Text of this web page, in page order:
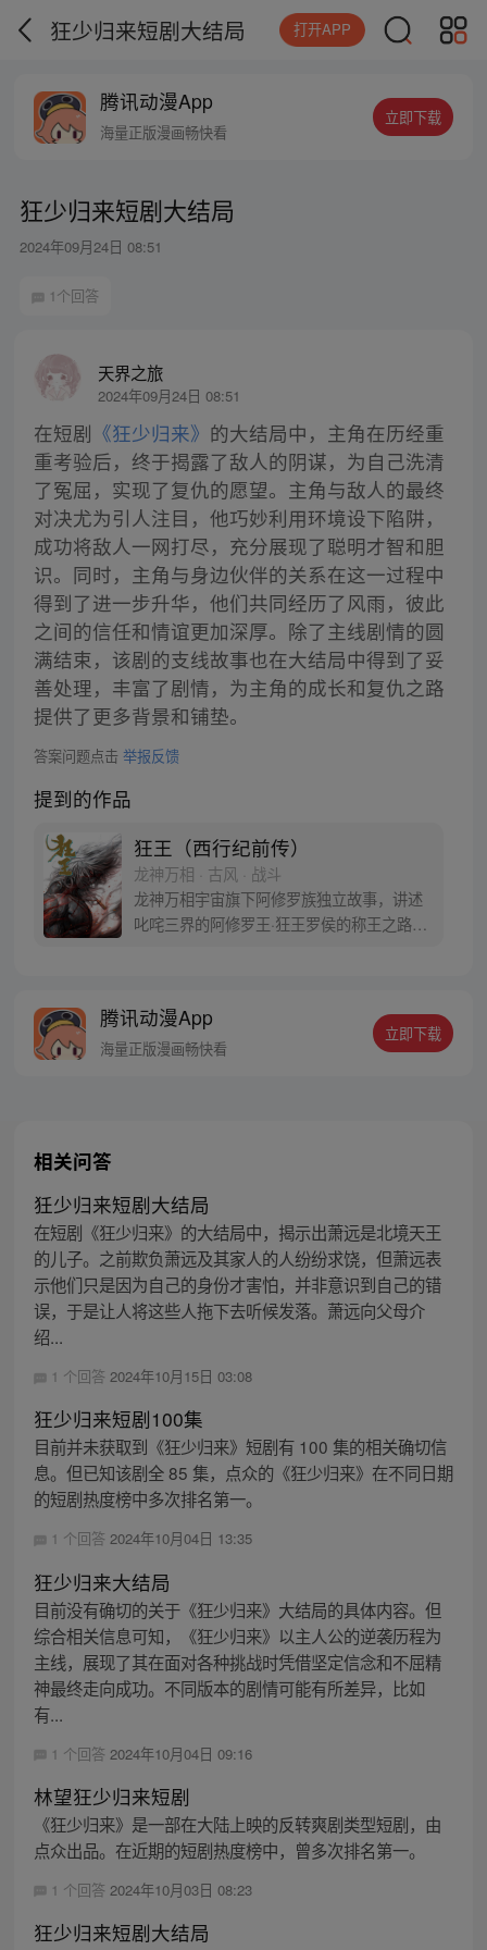
狂少归来短剧大结局 打开APP
腾讯动漫App
海量正版漫画畅快看
立即下载
狂少归来短剧大结局
2024年09月24日 08:51
1个回答
天界之旅
2024年09月24日 08:51
在短剧 《狂少归来》 的大结局中，主角在历经重
重考验后，终于揭露了敌人的阴谋，为自己洗清
了冤屈，实现了复仇的愿望。主角与敌人的最终
对决尤为引人注目，他巧妙利用环境设下陷阱，
成功将敌人一网打尽，充分展现了聪明才智和胆
识。同时，主角与身边伙伴的关系在这一过程中
得到了进一步升华，他们共同经历了风雨，彼此
之间的信任和情谊更加深厚。除了主线剧情的圆
满结束，该剧的支线故事也在大结局中得到了妥
善处理，丰富了剧情，为主角的成长和复仇之路
提供了更多背景和铺垫。
答案问题点击 举报反馈
提到的作品
狂王（西行纪前传）
龙神万相 · 古风 · 战斗
龙神万相宇宙旗下阿修罗族独立故事，讲述
叱咤三界的阿修罗王·狂王罗侯的称王之路。
有鱼最终背负挚友的信念成为阿修罗王—狂
王，更名罗侯。天界与阿修罗的百年大战随
腾讯动漫App
海量正版漫画畅快看
立即下载
相关问答
狅少归来短剧大结局
在短剧《狂少归来》的大结局中，揭示出萧远是北境天王
的儿子。之前欺负萧远及其家人的人纷纷求饶，但萧远表
示他们只是因为自己的身份才害怕，并非意识到自己的错
误，于是让人将这些人拖下去听候发落。萧远向父母介
绍...
1 个回答 2024年10月15日 03:08
狂少归来短剧100集
目前并未获取到《狂少归来》短剧有 100 集的相关确切信
息。但已知该剧全 85 集，点众的《狂少归来》在不同日期
的短剧热度榜中多次排名第一。
1 个回答 2024年10月04日 13:35
狂少归来大结局
目前没有确切的关于《狂少归来》大结局的具体内容。但
综合相关信息可知，《狂少归来》以主人公的逆袭历程为
主线，展现了其在面对各种挑战时凭借坚定信念和不屈精
神最终走向成功。不同版本的剧情可能有所差异，比如
有...
1 个回答 2024年10月04日 09:16
林望狂少归来短剧
《狂少归来》是一部在大陆上映的反转爽剧类型短剧，由
点众出品。在近期的短剧热度榜中，曾多次排名第一。
1 个回答 2024年10月03日 08:23
狂少归来短剧大结局